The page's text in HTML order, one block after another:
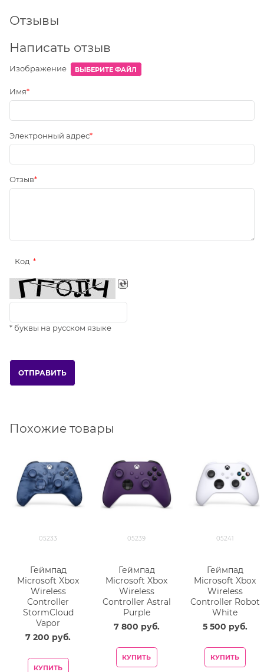
Отзывы
Написать отзыв
Изображение ВЫБЕРИТЕ ФАЙЛ
Имя
Электронный адрес
Отзыв
Код
* буквы на русском языке
Похожие товары
05233
Геймпад
Microsoft Xbox
Wireless
Controller
StormCloud
Vapor
7 200 руб.
КУПИТЬ
05239
Геймпад
Microsoft Xbox
Wireless
Controller Astral
Purple
7 800 руб.
КУПИТЬ
05241
Геймпад
Microsoft Xbox
Wireless
Controller Robot
White
5 500 руб.
КУПИТЬ